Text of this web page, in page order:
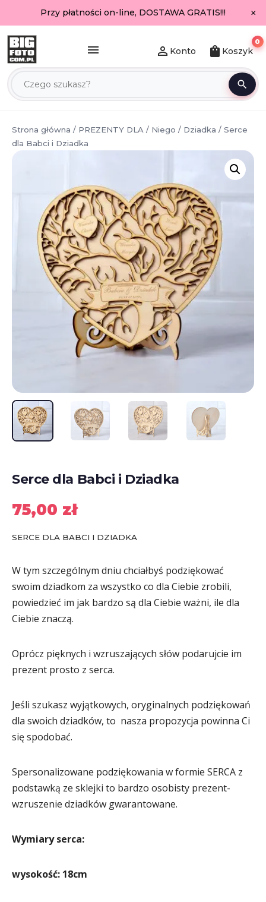
Przy płatności on-line, DOSTAWA GRATIS!!! ×
menu
search
person_outline Konto shopping_bag Koszyk
0
Strona główna / PREZENTY DLA / Niego / Dziadka / Serce
dla Babci i Dziadka
Serce dla Babci i Dziadka
75,00 zł
SERCE DLA BABCI I DZIADKA
W tym szczególnym dniu chciałbyś podziękować
swoim dziadkom za wszystko co dla Ciebie zrobili,
powiedzieć im jak bardzo są dla Ciebie ważni, ile dla
Ciebie znaczą.
Oprócz pięknych i wzruszających słów podarujcie im
prezent prosto z serca.
Jeśli szukasz wyjątkowych, oryginalnych podziękowań
dla swoich dziadków, to nasza propozycja powinna Ci
się spodobać.
Spersonalizowane podziękowania w formie SERCA z
podstawką ze sklejki to bardzo osobisty prezent-
wzruszenie dziadków gwarantowane.
Wymiary serca:
wysokość: 18cm